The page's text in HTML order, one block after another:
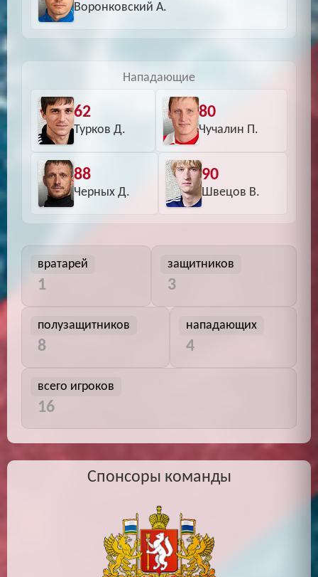
Воронковский А.
Нападающие
62
Турков Д.
80
Чучалин П.
88
Черных Д.
90
Швецов В.
вратарей
1
защитников
3
полузащитников
8
нападающих
4
всего игроков
16
Спонсоры команды